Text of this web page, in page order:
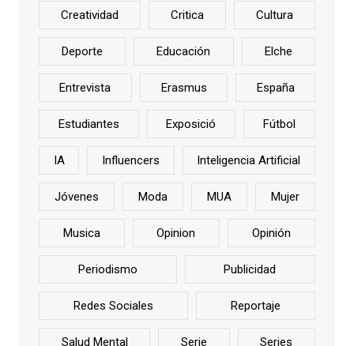
Creatividad Critica Cultura
Deporte Educación Elche
Entrevista Erasmus España
Estudiantes Exposició Fútbol
IA Influencers Inteligencia Artificial
Jóvenes Moda MUA Mujer
Musica Opinion Opinión
Periodismo Publicidad
Redes Sociales Reportaje
Salud Mental Serie Series